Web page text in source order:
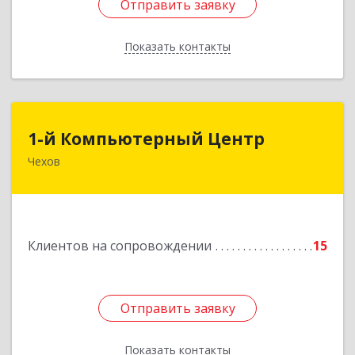
Отправить заявку
Показать контакты
Отправить заявку
Назад
1-й Компьютерный Центр
Чехов
Клиентов на сопровождении 15
Отправить заявку
Показать контакты
1-й Компьютерный Центр
142306, Московская обл, Чеховский р-н, Чехов
Отправить заявку
Назад